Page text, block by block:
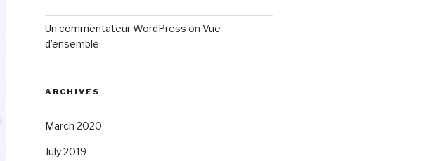
Un commentateur WordPress on Vue
d’ensemble
ARCHIVES
March 2020
July 2019